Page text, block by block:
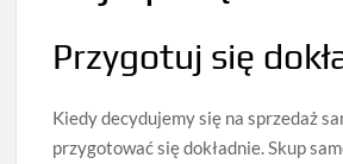
Przygotuj się
Kiedy decydujemy się na sprzedaż
przygotować się dokładnie. Skup